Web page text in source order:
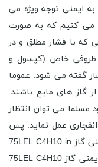
ایمنی توجه ویژه می
می کنیم که به صورت
که با فشار مطلق و در
ظروفی خاص (کپسول و
گفته می شود. عموما
گاز های مایع باشند.
می توان انتظار
عمل نماید. پس
به هنگام استفاده از این گاز، باید نکات ایمنی گاز 75LEL C4H10 in
Air% را دانست. یکی از اساسی ترین نکات ایمنی گاز 75LEL C4H10